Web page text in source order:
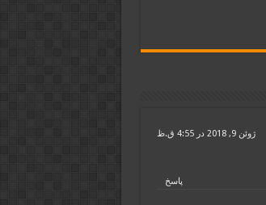
ژوئن 9, 2018 در 4:55 ق.ظ
پاسخ